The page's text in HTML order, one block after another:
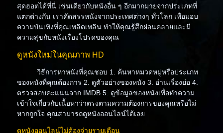
สุดฮอตได้ที่นี่ เช่นเดียวกับหนังอื่น ๆ อีกมากมายจากประเภทที่
แตกต่างกัน เราคัดสรรหนังจากประเทศต่างๆ ทั่วโลก เพื่อมอบ
ความบันเทิงที่คุณเพลิดเพลิน ทำให้คุณรู้สึกผ่อนคลายและมี
ความสุขกับหนังเรื่องโปรดของคุณ
ดูหนังใหม่ในคุณภาพ HD
วิธีการหาหนังที่คุณชอบ 1. ค้นหาหมวดหมู่หรือประเภท
ของหนังที่คุณต้องการ 2. ดูตัวอย่างของหนัง 3. อ่านเรื่องย่อ 4.
ตรวจสอบคะแนนจาก IMDB 5. ดูข้อมูลของหนังเพื่อทำความ
เข้าใจเกี่ยวกับเนื้อหาว่าตรงตามความต้องการของคุณหรือไม่
หากถูกใจ คุณสามารถดูหนังออนไลน์ได้เลย
ดูหนังออนไลน์ไม่ต้องจ่ายรายเดือน